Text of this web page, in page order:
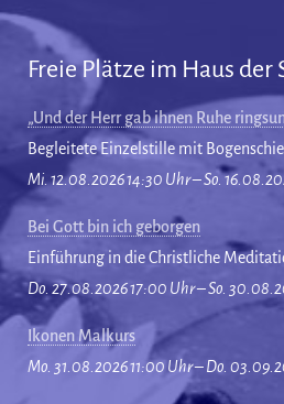
Freie Plätze im Haus der
„Und der Herr gab ihnen Ruhe
Begleitete Einzelstille mit
Mi. 12.08.2026 14:30 Uhr – So.
Bei Gott bin ich geborgen
Einführung in die Christliche
Do. 27.08.2026 17:00 Uhr – So.
Ikonen Malkurs
Mo. 31.08.2026 11:00 Uhr – Do.